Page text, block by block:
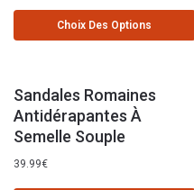
Choix Des Options
Sandales Romaines
Antidérapantes À
Semelle Souple
39.99€